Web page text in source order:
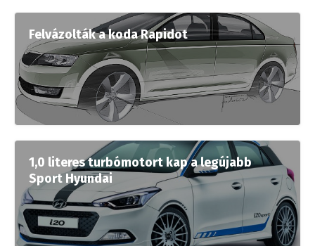
Felvázolták a koda Rapidot
1,0 literes turbómotort kap a legújabb
Sport Hyundai